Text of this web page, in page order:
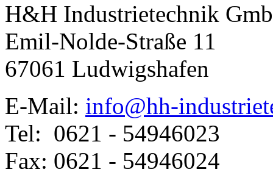
H&H Industrietechnik
Emil-Nolde-Straße 11
67061 Ludwigshafen
E-Mail: info@hh-
Tel: 0621 - 54946023
Fax: 0621 - 54946024